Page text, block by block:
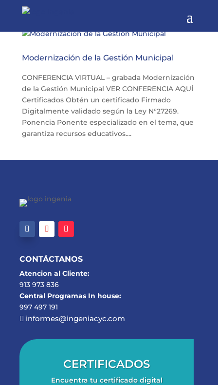
Modernización de la Gestión Municipal
CONFERENCIA VIRTUAL – grabada Modernización
de la Gestión Municipal VER CONFERENCIA AQUÍ
Certificados Obtén un certificado Firmado
Digitalmente validado según la Ley N°27269.
Ponencia Ponente especializado en el tema, que
garantiza recursos educativos....
CONTÁCTANOS
Atencion al Cliente:
913 973 836
Central Programas In house:
997 497 191
 informes@ingeniacyc.com
CERTIFICADOS
Encuentra tu certificado digital